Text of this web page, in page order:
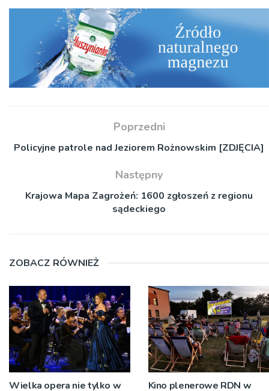
Poprzedni
Policyjne patrole nad Jeziorem Rożnowskim [ZDJĘCIA]
Następny
Krajowa Mapa Zagrożeń: 1600 zgłoszeń z regionu
sądeckiego
ZOBACZ RÓWNIEŻ
Wielka opera nie tylko w
Kino plenerowe RDN w